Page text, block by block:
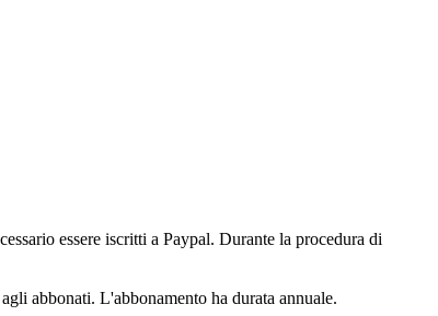
essere iscritti a Paypal. Durante la procedura di
abbonati. L'abbonamento ha durata annuale.